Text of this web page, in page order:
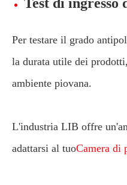
Per testare il grado
la durata utile dei
ambiente piovana.
L'industria LIB offre
adattarsi al tuoCamera di